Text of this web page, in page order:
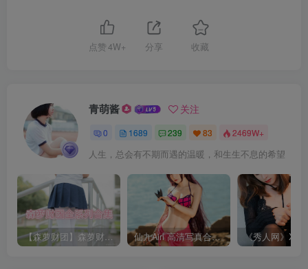
点赞 4W+ 分享 收藏
青萌酱 关注
0 1689 239 83 2469W+
人生，总会有不期而遇的温暖，和生生不息的希望
【森萝财团】森萝财团系列福利原版无水印合集下载[与本站内容同步更新] 仙九Airi 高清写真合集[持续更新]